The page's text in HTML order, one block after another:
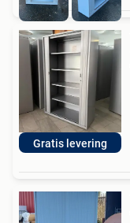
Gratis levering